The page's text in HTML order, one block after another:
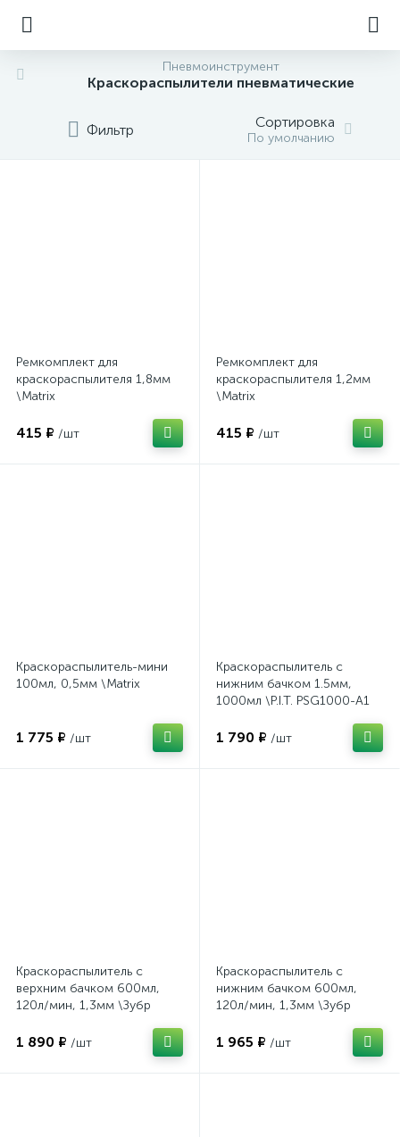
Пневмоинструмент
Краскораспылители пневматические
Фильтр Сортировка
По умолчанию
Ремкомплект для
краскораспылителя 1,8мм
\Matrix
415 ₽ /шт
Ремкомплект для
краскораспылителя 1,2мм
\Matrix
415 ₽ /шт
Краскораспылитель-мини
100мл, 0,5мм \Matrix
1 775 ₽ /шт
Краскораспылитель с
нижним бачком 1.5мм,
1000мл \P.I.T. PSG1000-A1
1 790 ₽ /шт
Краскораспылитель с
верхним бачком 600мл,
120л/мин, 1,3мм \Зубр
1 890 ₽ /шт
Краскораспылитель с
нижним бачком 600мл,
120л/мин, 1,3мм \Зубр
1 965 ₽ /шт